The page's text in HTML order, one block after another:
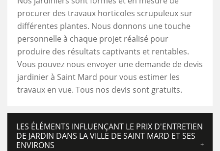
procurer des travaux horticoles scrupuleux sur
différentes plantes. Nous donnons une touche
personnelle à chaque projet réalisé pour
produire des résultats captivants et rentables.
Vous pouvez nous envoyer une demande de devis
jardinier à Saint Mard pour vous estimer les
travaux en vue. Tous nos devis sont gratuits.
LES ÉLÉMENTS INFLUENÇANT LE PRIX D'ENTRETIEN
DE JARDIN DANS LA VILLE DE SAINT MARD ET SES
ENVIRONS